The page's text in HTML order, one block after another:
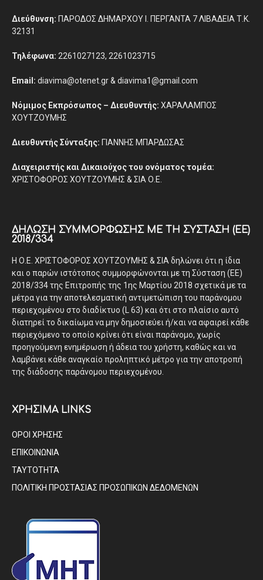
Διεύθυνση: ΠΑΡΟΔΟΣ ΔΗΜΑΡΧΟΥ Ι. ΠΕΡΓΑΝΤΑ 7 ΛΙΒΑΔΕΙΑ Τ.Κ.
32131
Τηλέφωνα: 2261027123, 2261023715
Email: diavima@otenet.gr & diavima1@gmail.com
Νόμιμος Εκπρόσωπος – Διευθυντής: ΧΑΡΑΛΑΜΠΟΣ
ΧΟΥΤΖΟΥΜΗΣ
Διευθυντής Σύνταξης: ΓΙΑΝΝΗΣ ΜΠΑΡΔΩΣΑΣ
Διαχειριστής και Δικαιούχος του ονόματος τομέα:
ΧΡΙΣΤΟΦΟΡΟΣ ΧΟΥΤΖΟΥΜΗΣ & ΣΙΑ Ο.Ε.
ΔΉΛΩΣΗ ΣΥΜΜΌΡΦΩΣΗΣ ΜΕ ΤΗ ΣΎΣΤΑΣΗ (ΕΕ)
2018/334
Η Ο.Ε. ΧΡΙΣΤΟΦΟΡΟΣ ΧΟΥΤΖΟΥΜΗΣ & ΣΙΑ δηλώνει ότι η ίδια
και ο παρών ιστότοπος συμμορφώνονται με τη Σύσταση (ΕΕ)
2018/334 της Επιτροπής της 1ης Μαρτίου 2018 σχετικά με τα
μέτρα για την αποτελεσματική αντιμετώπιση του παράνομου
περιεχομένου στο διαδίκτυο (L 63) και ότι στο πλαίσιο αυτό
διατηρεί το δικαίωμα να μην δημοσιεύει ή/και να αφαιρεί κάθε
περιεχόμενο το οποίο κρίνει ότι είναι παράνομο, χωρίς
προηγούμενη ενημέρωση ή άδεια του χρήστη, καθώς και να
λαμβάνει κάθε αναγκαίο προληπτικό μέτρο για την αποτροπή
της διάδοσης παράνομου περιεχομένου.
ΧΡΗΣΙΜΑ LINKS
ΟΡΟΙ ΧΡΗΣΗΣ
ΕΠΙΚΟΙΝΩΝΙΑ
ΤΑΥΤΟΤΗΤΑ
ΠΟΛΙΤΙΚΗ ΠΡΟΣΤΑΣΙΑΣ ΠΡΟΣΩΠΙΚΩΝ ΔΕΔΟΜΕΝΩΝ